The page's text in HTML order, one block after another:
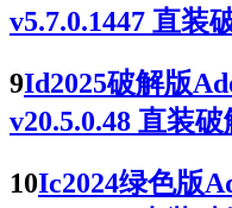
v5.7.0.1447 直装
9Id2025破解版
v20.5.0.48 直装破
10Ic2024绿色版